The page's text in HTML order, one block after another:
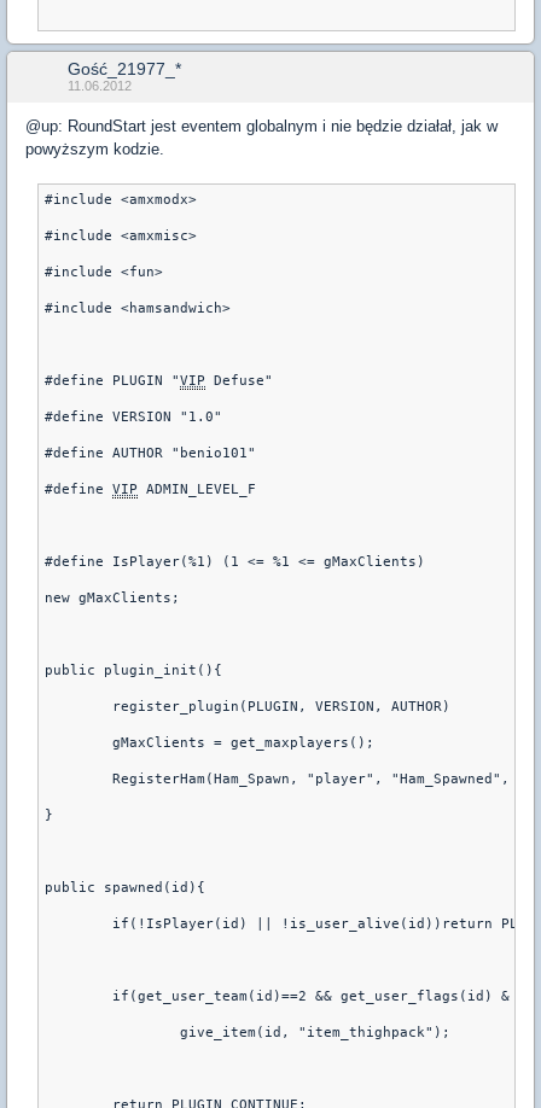
Gość_21977_*
11.06.2012
@up: RoundStart jest eventem globalnym i nie będzie działał, jak w
powyższym kodzie.
#include <amxmodx>
#include <amxmisc>
#include <fun>
#include <hamsandwich>
#define PLUGIN "VIP Defuse"
#define VERSION "1.0"
#define AUTHOR "benio101"
#define VIP ADMIN_LEVEL_F
#define IsPlayer(%1) (1 <= %1 <= gMaxClients)
new gMaxClients;
public plugin_init(){
	register_plugin(PLUGIN, VERSION, AUTHOR)
	gMaxClients = get_maxplayers();
RegisterHam(Ham_Spawn, "player", "Ham_Spawned",
}
public spawned(id){
if(!IsPlayer(id) || !is_user_alive(id))return
	if(get_user_team(id)==2 && get_user_flags(id) &
		give_item(id, "item_thighpack");